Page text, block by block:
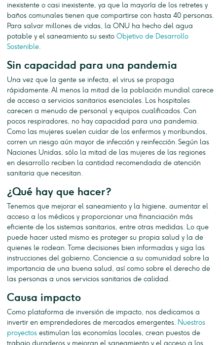
inexistente o casi inexistente, ya que la mayoría de los retretes y
baños comunales tienen que compartirse con hasta 40 personas.
Para salvar millones de vidas, la ONU ha hecho del agua
potable y el saneamiento su sexto Objetivo de Desarrollo
Sostenible.
Sin capacidad para una pandemia
Una vez que la gente se infecta, el virus se propaga
rápidamente. Al menos la mitad de la población mundial carece
de acceso a servicios sanitarios esenciales. Los hospitales
carecen a menudo de personal y equipos cualificados. Con
pocos respiradores, no hay capacidad para una pandemia.
Como las mujeres suelen cuidar de los enfermos y moribundos,
corren un riesgo aún mayor de infección y reinfección. Según las
Naciones Unidas, sólo la mitad de las mujeres de las regiones
en desarrollo reciben la cantidad recomendada de atención
sanitaria que necesitan.
¿Qué hay que hacer?
Tenemos que mejorar el saneamiento y la higiene, aumentar el
acceso a los médicos y proporcionar una financiación más
eficiente de los sistemas sanitarios, entre otras medidas. Lo que
puede hacer usted mismo es proteger su propia salud y la de
quienes le rodean. Tome decisiones bien informadas y siga las
instrucciones del gobierno. Conciencie a su comunidad sobre la
importancia de una buena salud, así como sobre el derecho de
las personas a unos servicios sanitarios de calidad.
Causa impacto
Como plataforma de inversión de impacto, nos dedicamos a
invertir en emprendedores de mercados emergentes. Nuestros
proyectos estimulan las economías locales, crean puestos de
trabajo duraderos y mejoran el saneamiento y el acceso a los